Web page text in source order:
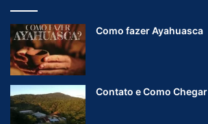
Como fazer Ayahuasca
Contato e Como Chegar